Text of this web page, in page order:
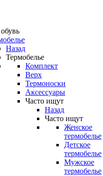
Назад
Термобелье
Комплект
Верх
Термоноски
Аксессуары
Часто ищут
Назад
Часто ищут
Женское
термобелье
Детское
термобелье
Мужское
термобелье